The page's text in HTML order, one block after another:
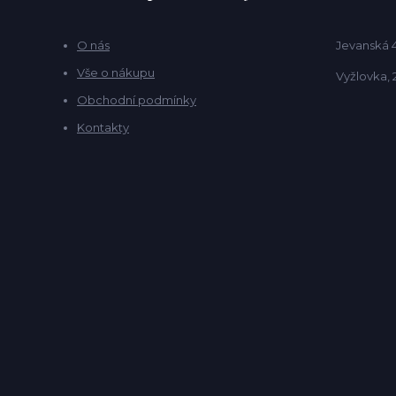
O nás
Vše o nákupu
Obchodní podmínky
Kontakty
Jevanská
Vyžlovka,